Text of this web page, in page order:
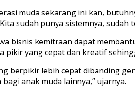
muda sekarang ini kan,
sudah punya sistemnya,
bisnis kemitraan dapat
pikir yang cepat dan kreatif
berpikir lebih cepat dibanding
anak muda lainnya,” ujarnya.